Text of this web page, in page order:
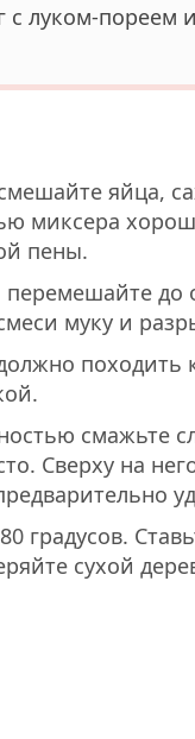
луком-пореем
яйца,
миксера
пены.
до
муку и
походить
смажьте
Сверху на
градусов.
сухой